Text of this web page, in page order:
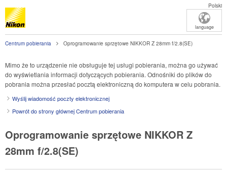
Polski
language
Centrum pobierania Oprogramowanie sprzętowe NIKKOR Z 28mm f/2.8(SE)
Mimo że to urządzenie nie obsługuje tej usługi pobierania, można go używać
do wyświetlania informacji dotyczących pobierania. Odnośniki do plików do
pobrania można przesłać pocztą elektroniczną do komputera w celu pobrania.
Wyślij wiadomość poczty elektronicznej
Powrót do strony głównej Centrum pobierania
Oprogramowanie sprzętowe NIKKOR Z
28mm f/2.8(SE)